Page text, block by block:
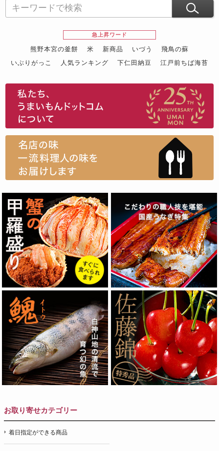
急上昇ワード
熊野本宮の釜餅 米 新商品 いづう
飛鳥の蘇
いぶりがっこ
人気ランキング 下仁田納豆
江戸前ちば海苔
お取り寄せカテゴリー
着日指定ができる商品